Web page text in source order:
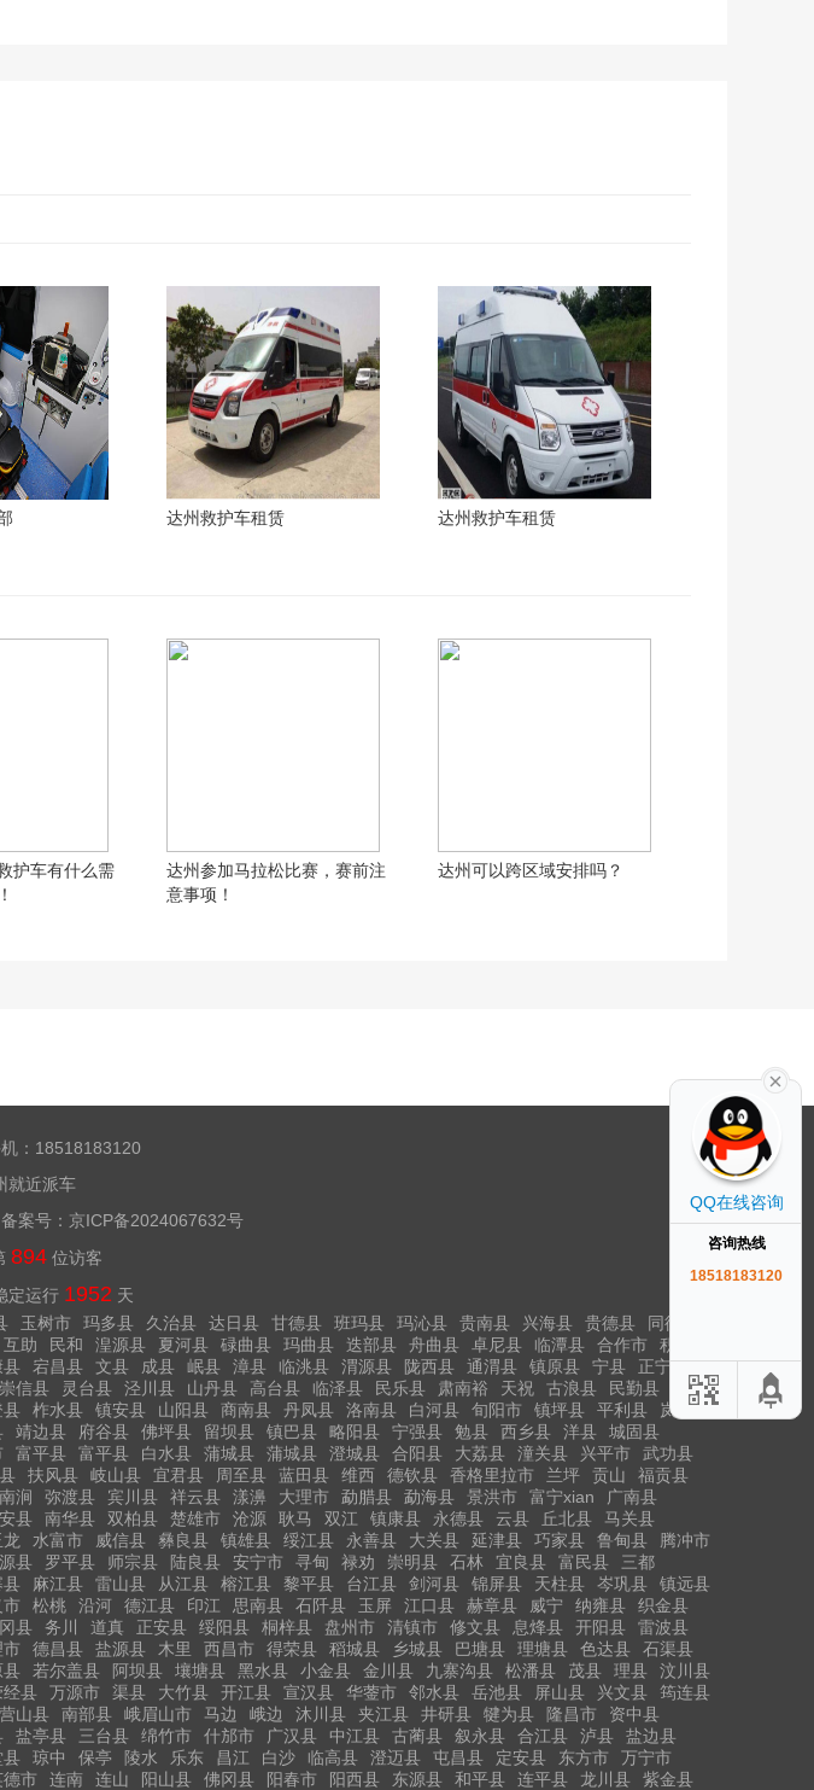
达州救护车租赁 达州救护车租赁
护车有什么需
达州参加马拉松比赛，赛前注
意事项！
达州可以跨区域安排吗？
：18518183120
就近派车
案号： 京ICP备2024067632号
894 位访客
定运行 1952 天
玉树市 玛多县 久治县 达日县 甘德县 班玛县 玛沁县 贵南县 兴海县 贵德县
同德县
互助 民和 湟源县 夏河县 碌曲县 玛曲县 迭部县 舟曲县 卓尼县 临潭县 合作市
积石山
县 宕昌县 文县 成县 岷县 漳县 临洮县 渭源县 陇西县 通渭县 镇原县 宁县
正宁县
崇信县 灵台县 泾川县 山丹县 高台县 临泽县 民乐县 肃南裕 天祝 古浪县
民勤县
县 柞水县 镇安县 山阳县 商南县 丹凤县 洛南县 白河县 旬阳市 镇坪县 平利县
岚皋县
靖边县 府谷县 佛坪县 留坝县 镇巴县 略阳县 宁强县 勉县 西乡县 洋县
城固县
富平县 富平县 白水县 蒲城县 蒲城县 澄城县 合阳县 大荔县 潼关县 兴平市
武功县
扶风县 岐山县 宜君县 周至县 蓝田县 维西 德钦县 香格里拉市 兰坪 贡山
福贡县
南涧 弥渡县 宾川县 祥云县 漾濞 大理市 勐腊县 勐海县 景洪市 富宁xian
广南县
县 南华县 双柏县 楚雄市 沧源 耿马 双江 镇康县 永德县 云县 丘北县
马关县
龙 水富市 威信县 彝良县 镇雄县 绥江县 永善县 大关县 延津县 巧家县 鲁甸县
腾冲市
县 罗平县 师宗县 陆良县 安宁市 寻甸 禄劝 崇明县 石林 宜良县 富民县
三都
县 麻江县 雷山县 从江县 榕江县 黎平县 台江县 剑河县 锦屏县 天柱县 岑巩县
镇远县
市 松桃 沿河 德江县 印江 思南县 石阡县 玉屏 江口县 赫章县 威宁 纳雍县
织金县
县 务川 道真 正安县 绥阳县 桐梓县 盘州市 清镇市 修文县 息烽县 开阳县
雷波县
德昌县 盐源县 木里 西昌市 得荣县 稻城县 乡城县 巴塘县 理塘县 色达县
石渠县
县 若尔盖县 阿坝县 壤塘县 黑水县 小金县 金川县 九寨沟县 松潘县 茂县 理县
汶川县
经县 万源市 渠县 大竹县 开江县 宣汉县 华蓥市 邻水县 岳池县 屏山县 兴文县
筠连县
营山县 南部县 峨眉山市 马边 峨边 沐川县 夹江县 井研县 犍为县 隆昌市
资中县
盐亭县 三台县 绵竹市 什邡市 广汉县 中江县 古蔺县 叙永县 合江县 泸县
盐边县
县 琼中 保亭 陵水 乐东 昌江 白沙 临高县 澄迈县 屯昌县 定安县 东方市
万宁市
德市 连南 连山 阳山县 佛冈县 阳春市 阳西县 东源县 和平县 连平县 龙川县
紫金县
QQ在线咨询
咨询热线
18518183120